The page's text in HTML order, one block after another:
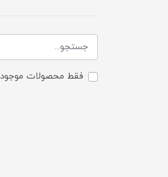
فقط محصولات موجود